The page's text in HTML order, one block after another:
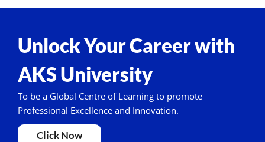
Unlock Your Career with
AKS University
To be a Global Centre of Learning to promote
Professional Excellence and Innovation.
Click Now